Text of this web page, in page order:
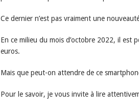
Ce dernier n’est pas vraiment une
En ce milieu du mois d’octobre 2022, il est
euros.
Mais que peut-on attendre de ce
Pour le savoir, je vous invite à lire